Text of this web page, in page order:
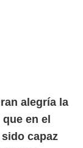
alegría la
en el
capaz